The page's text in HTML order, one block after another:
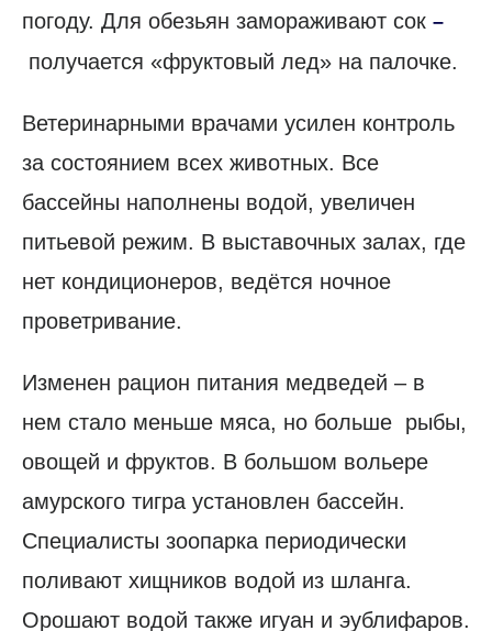
погоду. Для обезьян замораживают сок –
получается «фруктовый лед» на палочке.
Ветеринарными врачами усилен контроль
за состоянием всех животных. Все
бассейны наполнены водой, увеличен
питьевой режим. В выставочных залах, где
нет кондиционеров, ведётся ночное
проветривание.
Изменен рацион питания медведей – в
нем стало меньше мяса, но больше рыбы,
овощей и фруктов. В большом вольере
амурского тигра установлен бассейн.
Специалисты зоопарка периодически
поливают хищников водой из шланга.
Орошают водой также игуан и эублифаров.